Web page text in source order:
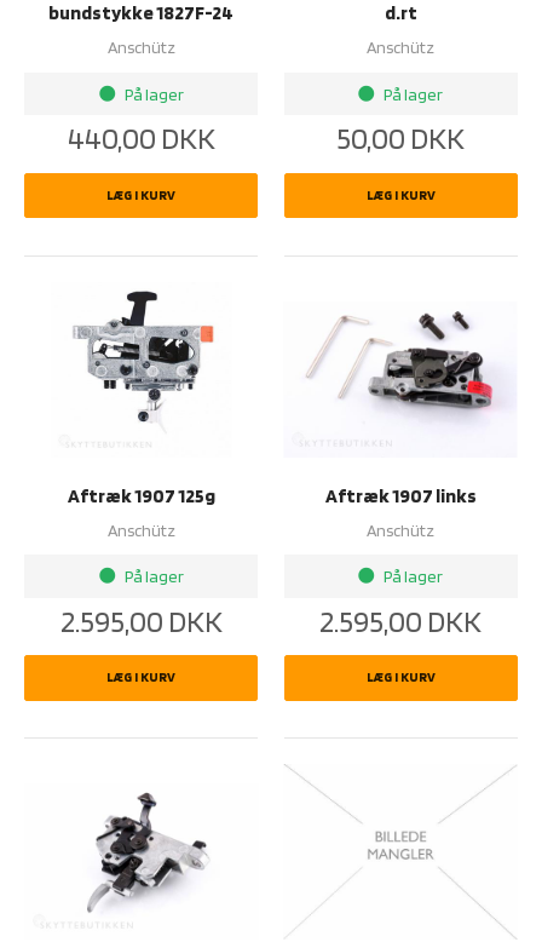
bundstykke 1827F-24
Anschütz
brightness_1 På lager
440,00 DKK
LÆG I KURV
d.rt
Anschütz
brightness_1 På lager
50,00 DKK
LÆG I KURV
Aftræk 1907 125g
Anschütz
brightness_1 På lager
2.595,00 DKK
LÆG I KURV
Aftræk 1907 links
Anschütz
brightness_1 På lager
2.595,00 DKK
LÆG I KURV